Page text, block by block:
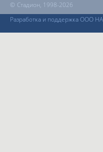
© Стадион, 1998-2026
Разработка и поддержка ООО